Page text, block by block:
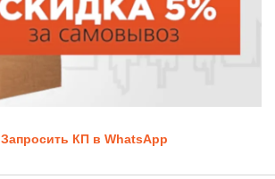
Запросить КП в WhatsApp